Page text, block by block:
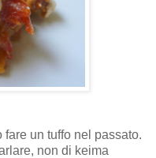
un tuffo nel passato.
non di keima